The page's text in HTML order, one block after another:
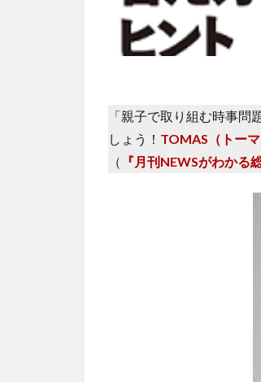
「親子で取り組む時事
しょう！ TOMAS（トーマ
（ 『月刊NEWSがわかる